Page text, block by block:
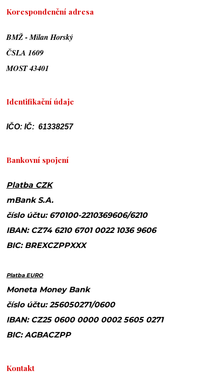
Korespondenční adresa
BMŽ - Milan Horský
ČSLA 1609
MOST 43401
Identifikační údaje
IČO: IČ: 61338257
Bankovní spojení
Platba CZK
mBank S.A.
číslo účtu: 670100-2210369606/6210
IBAN: CZ74 6210 6701 0022 1036 9606
BIC: BREXCZPPXXX
Platba EURO
Moneta Money Bank
číslo účtu: 256050271/0600
IBAN: CZ25 0600 0000 0002 5605 0271
BIC: AGBACZPP
Kontakt